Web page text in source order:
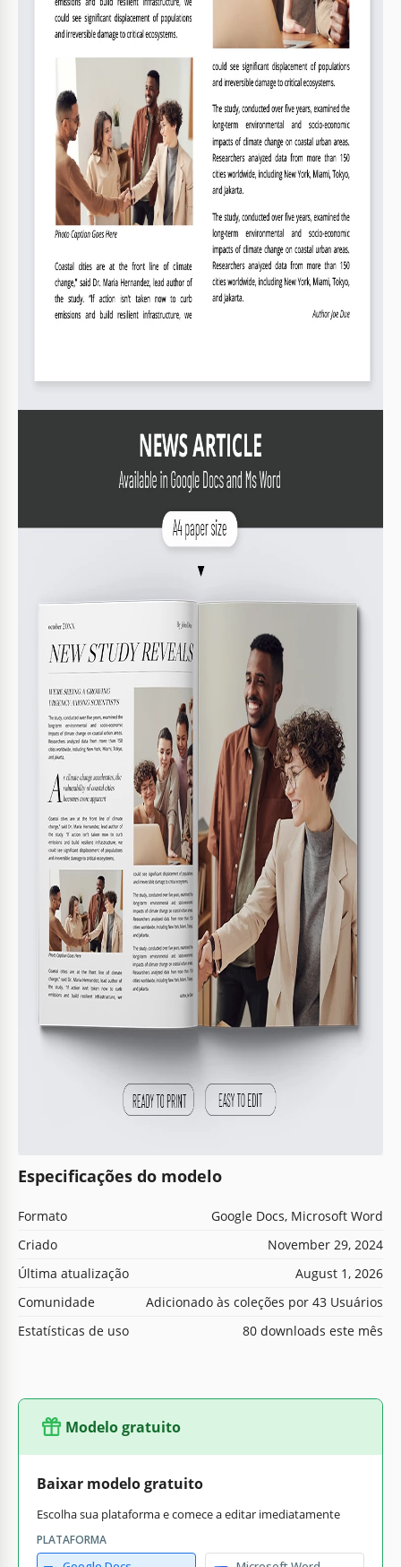
Especificações do modelo
Formato
Google Docs, Microsoft Word
Criado
November 29, 2024
Última atualização
August 1, 2026
Comunidade
Adicionado às coleções por 43 Usuários
Estatísticas de uso
80 downloads este mês
Modelo gratuito
Baixar modelo gratuito
Escolha sua plataforma e comece a editar imediatamente
PLATAFORMA